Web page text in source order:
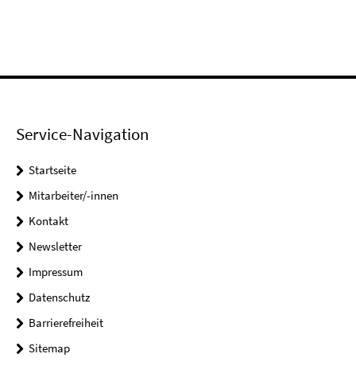
Service-Navigation
Startseite
Mitarbeiter/-innen
Kontakt
Newsletter
Impressum
Datenschutz
Barrierefreiheit
Sitemap